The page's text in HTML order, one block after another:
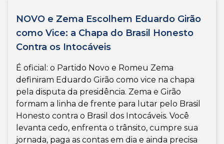
NOVO e Zema Escolhem Eduardo Girão
como Vice: a Chapa do Brasil Honesto
Contra os Intocáveis
É oficial: o Partido Novo e Romeu Zema
definiram Eduardo Girão como vice na chapa
pela disputa da presidência. Zema e Girão
formam a linha de frente para lutar pelo Brasil
Honesto contra o Brasil dos Intocáveis. Você
levanta cedo, enfrenta o trânsito, cumpre sua
jornada, paga as contas em dia e ainda precisa